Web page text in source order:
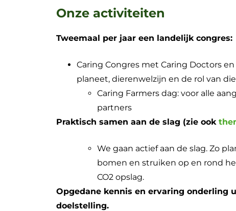
Onze activiteiten
Tweemaal per jaar een landelijk congres:
Caring Congres met Caring Doctors
planeet, dierenwelzijn en de rol van
Caring Farmers dag: voor alle
partners
Praktisch samen aan de slag (zie ook
We gaan actief aan de slag. Zo
bomen en struiken op en rond
CO2 opslag.
Opgedane kennis en ervaring onderling
doelstelling.